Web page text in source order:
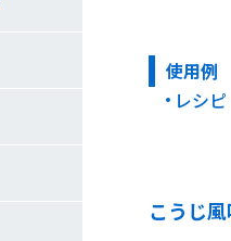
使用例
レシ
こうじ